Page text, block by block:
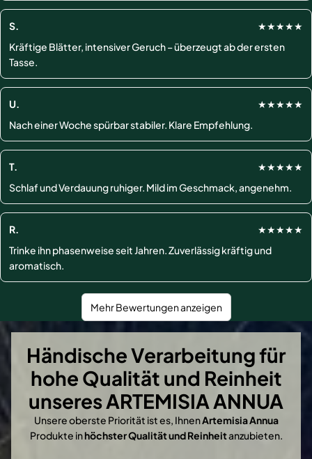
S.
★★★★★
Kräftige Blätter, intensiver Geruch – überzeugt ab der ersten
Tasse.
U.
★★★★★
Nach einer Woche spürbar stabiler. Klare Empfehlung.
T.
★★★★★
Schlaf und Verdauung ruhiger. Mild im Geschmack, angenehm.
R.
★★★★★
Trinke ihn phasenweise seit Jahren. Zuverlässig kräftig und
aromatisch.
Mehr Bewertungen anzeigen
Händische Verarbeitung für
hohe Qualität und Reinheit
unseres ARTEMISIA ANNUA
Unsere oberste Priorität ist es, IhnenArtemisia Annua
Produkte inhöchster Qualität und Reinheitanzubieten.